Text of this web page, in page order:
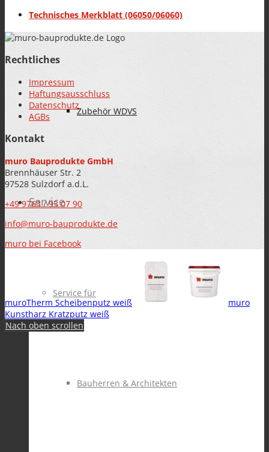
BAUWERKSABDICHTUNG
Zubehör WDVS
Service
Service für
Bauherren & Architekten
Technisches Merkblatt (06050/06060)
Rechtliches
Impressum
Haftungsausschluss
Datenschutz
AGBs
Kontakt
muro Bauprodukte GmbH
Brennhäuser Str. 2
97528 Sulzdorf a.d.L.
+49 9763 / 93 07 90
info@muro-bauprodukte.de
muro bei Facebook
muroTherm Scheibenputz weiß
muro
Kunstharz Kratzputz weiß
Nach oben scrollen